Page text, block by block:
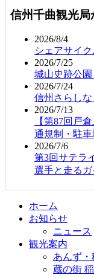
信州千曲観光
2026/8/4
シェアサイ
2026/7/25
城山史跡公
2026/7/24
信州さらし
2026/7/13
【第87回戸
通規制・駐
2026/7/6
第3回サテラ
選手と走る
ホーム
お知らせ
ニュース
観光案内
あんず・
蔵の街